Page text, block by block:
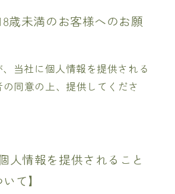
未満のお客様へのお願
、当社に個人情報を提供される
の同意の上、提供してくださ
情報を提供されること
て】